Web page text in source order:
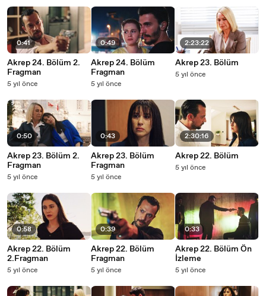
0:41
Akrep 24. Bölüm 2.
Fragman
5 yıl önce
0:50
Akrep 23. Bölüm 2.
Fragman
5 yıl önce
0:58
Akrep 22. Bölüm
2.Fragman
5 yıl önce
0:49
Akrep 24. Bölüm
Fragman
5 yıl önce
0:43
Akrep 23. Bölüm
Fragman
5 yıl önce
0:39
Akrep 22. Bölüm
Fragman
5 yıl önce
2:23:22
Akrep 23. Bölüm
5 yıl önce
2:30:16
Akrep 22. Bölüm
5 yıl önce
0:33
Akrep 22. Bölüm Ön
İzleme
5 yıl önce